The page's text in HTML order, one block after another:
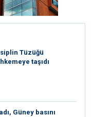
Tüzüğü
taşıdı
Güney basını